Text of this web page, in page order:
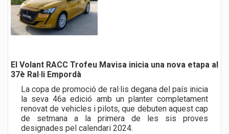
El Volant RACC Trofeu Mavisa inicia una nova etapa al
37è Ral·li Empordà
La copa de promoció de ral·lis degana del país inicia
la seva 46a edició amb un planter completament
renovat de vehicles i pilots, que debuten aquest cap
de setmana a la primera de les sis proves
designades pel calendari 2024.